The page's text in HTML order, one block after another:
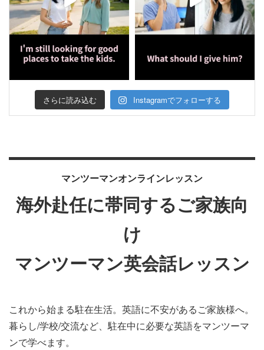
さらに読み込む Instagramでフォローする
マンツーマンオンラインレッスン
海外赴任に帯同するご家族向
け
マンツーマン英会話レッスン
これから始まる駐在生活。英語に不安があるご家族様へ。
暮らし/学校/交流など、駐在中に必要な英語をマンツーマ
ンで学べます。